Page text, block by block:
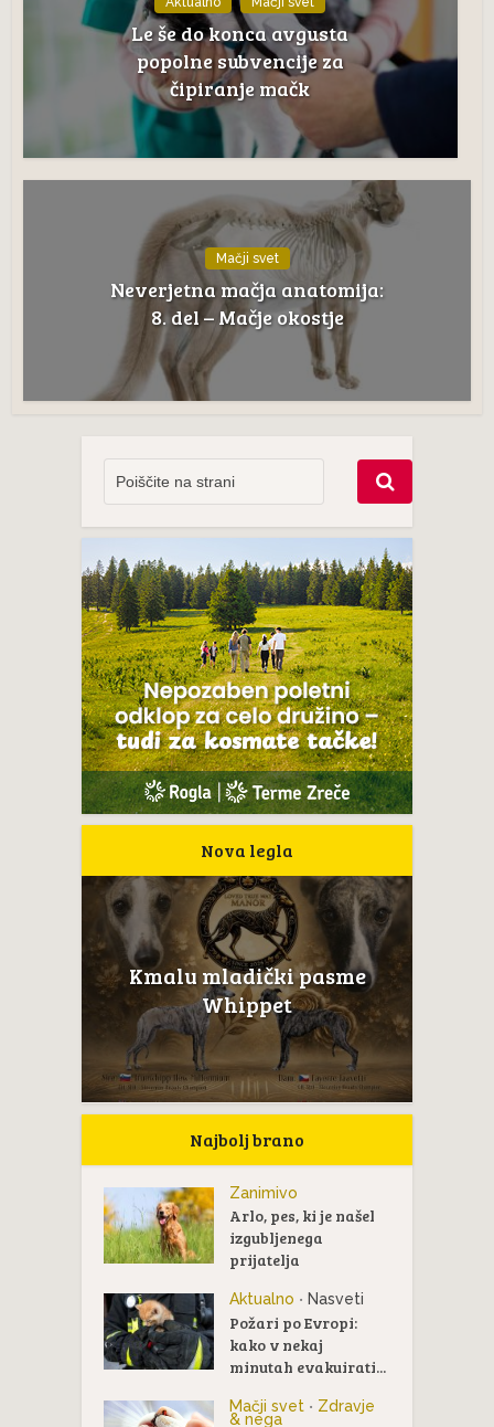
Le še do konca avgusta
popolne subvencije za
čipiranje mačk
Mačji svet
Neverjetna mačja anatomija:
8. del – Mačje okostje
Nova legla
Kmalu mladički pasme
Whippet
Najbolj brano
Zanimivo
Arlo, pes, ki je našel
izgubljenega
prijatelja
Aktualno • Nasveti
Požari po Evropi:
kako v nekaj
minutah evakuirati...
Mačji svet • Zdravje
& nega